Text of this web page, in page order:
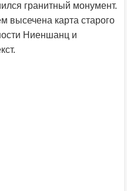
гранитный монумент.
высечена карта старого
Ниеншанц и